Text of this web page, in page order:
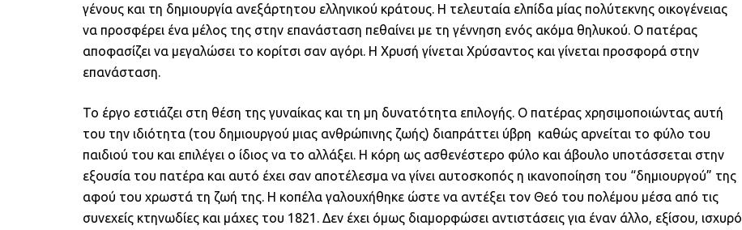
γένους και τη δημιουργία ανεξάρτητου ελληνικού κράτους. Η τελευταία ελπίδα μίας πολύτεκνης οικογένειας
να προσφέρει ένα μέλος της στην επανάσταση πεθαίνει με τη γέννηση ενός ακόμα θηλυκού. Ο πατέρας
αποφασίζει να μεγαλώσει το κορίτσι σαν αγόρι. Η Χρυσή γίνεται Χρύσαντος και γίνεται προσφορά στην
επανάσταση.
Το έργο εστιάζει στη θέση της γυναίκας και τη μη δυνατότητα επιλογής. Ο πατέρας χρησιμοποιώντας αυτή
του την ιδιότητα (του δημιουργού μιας ανθρώπινης ζωής) διαπράττει ύβρη καθώς αρνείται το φύλο του
παιδιού του και επιλέγει ο ίδιος να το αλλάξει. Η κόρη ως ασθενέστερο φύλο και άβουλο υποτάσσεται στην
εξουσία του πατέρα και αυτό έχει σαν αποτέλεσμα να γίνει αυτοσκοπός η ικανοποίηση του “δημιουργού” της
αφού του χρωστά τη ζωή της. Η κοπέλα γαλουχήθηκε ώστε να αντέξει τον Θεό του πολέμου μέσα από τις
συνεχείς κτηνωδίες και μάχες του 1821. Δεν έχει όμως διαμορφώσει αντιστάσεις για έναν άλλο, εξίσου, ισχυρό